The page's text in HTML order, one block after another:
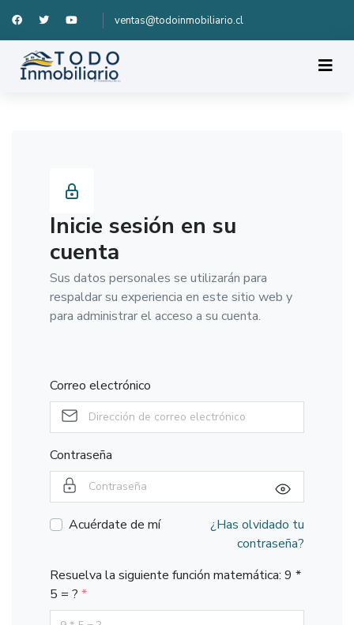
ventas@todoinmobiliario.cl
Inicie sesión en su
cuenta
Sus datos personales se utilizarán para
respaldar su experiencia en este sitio web y
para administrar el acceso a su cuenta.
Correo electrónico
Contraseña
Acuérdate de mí
¿Has olvidado tu
contraseña?
Resuelva la siguiente función matemática: 9 *
5 = ?